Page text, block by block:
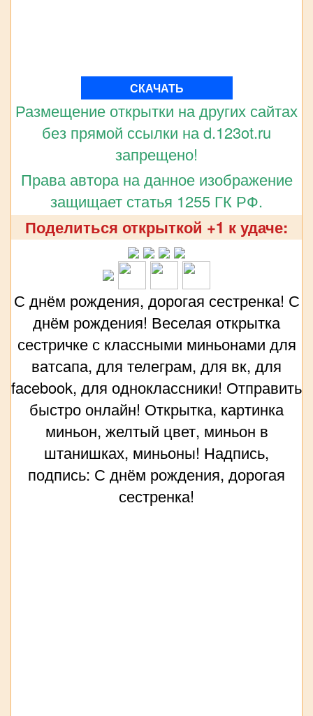
СКАЧАТЬ
Размещение открытки на других сайтах
без прямой ссылки на d.123ot.ru
запрещено!
Права автора на данное изображение
защищает статья 1255 ГК РФ.
Поделиться открыткой +1 к удаче:
С днём рождения, дорогая сестренка! С
днём рождения! Веселая открытка
сестричке с классными миньонами для
ватсапа, для телеграм, для вк, для
facebook, для одноклассники! Отправить
быстро онлайн! Открытка, картинка
миньон, желтый цвет, миньон в
штанишках, миньоны! Надпись,
подпись: С днём рождения, дорогая
сестренка!